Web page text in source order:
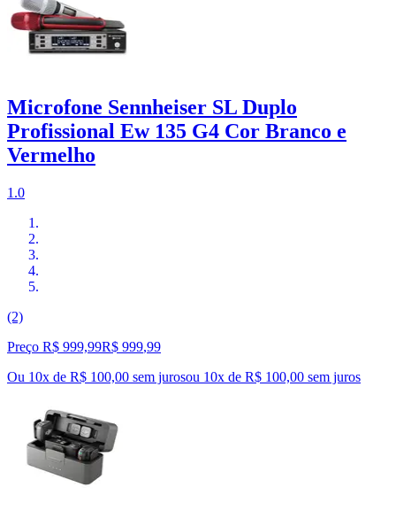
Microfone Sennheiser SL Duplo
Profissional Ew 135 G4 Cor Branco e
Vermelho
1.0
(2)
Preço R$ 999,99R$ 999,99
Ou 10x de R$ 100,00 sem jurosou 10x de R$ 100,00 sem juros